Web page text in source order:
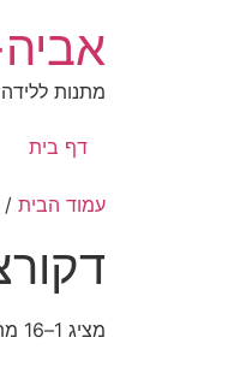
מתנות ללידה
דף בית
עמוד הבית /
מציג 1–16 מתוך 36 תוצאות